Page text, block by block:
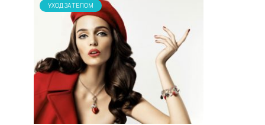
УХОД ЗА ТЕЛОМ